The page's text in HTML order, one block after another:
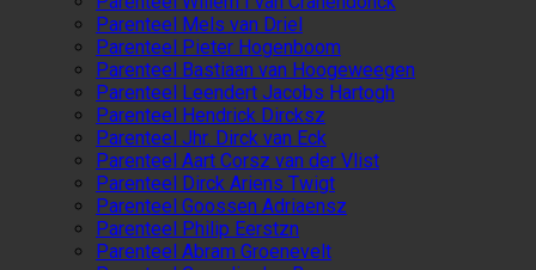
Parenteel Mels van Driel
Parenteel Pieter Hogenboom
Parenteel Bastiaan van Hoogeweegen
Parenteel Leendert Jacobs Hartogh
Parenteel Hendrick Dircksz
Parenteel Jhr. Dirck van Eck
Parenteel Aart Corsz van der Vlist
Parenteel Dirck Ariens Twigt
Parenteel Goossen Adriaensz
Parenteel Philip Eerstzn
Parenteel Abram Groenevelt